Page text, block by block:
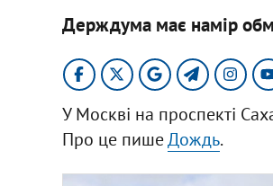
Держдума має намір
У Москві на проспекті
Про це пишеДождь.